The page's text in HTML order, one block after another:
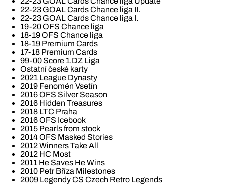
22-23 GOAL Cards Chance liga II.
22-23 GOAL Cards Chance liga I.
19-20 OFS Chance liga
18-19 OFS Chance liga
18-19 Premium Cards
17-18 Premium Cards
99-00 Score 1.DZ Liga
Ostatní české karty
2021 League Dynasty
2019 Fenomén Vsetín
2016 OFS Silver Season
2016 Hidden Treasures
2018 LTC Praha
2016 OFS Icebook
2015 Pearls from stock
2014 OFS Masked Stories
2012 Winners Take All
2012 HC Most
2011 He Saves He Wins
2010 Petr Bříza Milestones
2009 Legendy CS Czech Retro Legends